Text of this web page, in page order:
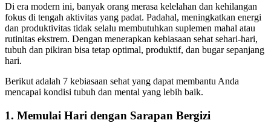
Di era modern ini, banyak orang merasa kelelahan dan kehilangan
fokus di tengah aktivitas yang padat. Padahal, meningkatkan energi
dan produktivitas tidak selalu membutuhkan suplemen mahal atau
rutinitas ekstrem. Dengan menerapkan kebiasaan sehat sehari-hari,
tubuh dan pikiran bisa tetap optimal, produktif, dan bugar sepanjang
hari.
Berikut adalah 7 kebiasaan sehat yang dapat membantu Anda
mencapai kondisi tubuh dan mental yang lebih baik.
1. Memulai Hari dengan Sarapan Bergizi